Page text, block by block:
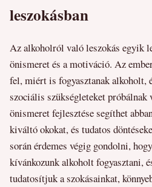
leszokásban
Az alkoholról való leszokás egyik
önismeret és a motiváció. Az
fel, miért is fogyasztanak alkoholt,
szociális szükségleteket
önismeret fejlesztése segíthet
kiváltó okokat, és tudatos
során érdemes végig gondolni,
kívánkozunk alkoholt fogyasztani,
tudatosítjuk a szokásainkat,